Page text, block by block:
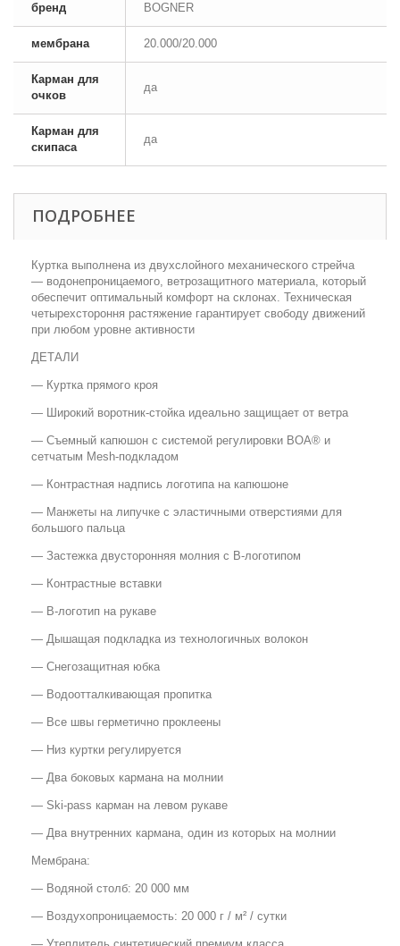
бренд BOGNER
мембрана 20.000/20.000
Карман для
очков
да
Карман для
скипаса
да
ПОДРОБНЕЕ
Куртка выполнена из двухслойного механического стрейча
— водонепроницаемого, ветрозащитного материала, который
обеспечит оптимальный комфорт на склонах. Техническая
четырехстороння растяжение гарантирует свободу движений
при любом уровне активности
ДЕТАЛИ
— Куртка прямого кроя
— Широкий воротник-стойка идеально защищает от ветра
— Съемный капюшон с системой регулировки BOA® и
сетчатым Mesh-подкладом
— Контрастная надпись логотипа на капюшоне
— Манжеты на липучке с эластичными отверстиями для
большого пальца
— Застежка двусторонняя молния с В-логотипом
— Контрастные вставки
— В-логотип на рукаве
— Дышащая подкладка из технологичных волокон
— Снегозащитная юбка
— Водоотталкивающая пропитка
— Все швы герметично проклеены
— Низ куртки регулируется
— Два боковых кармана на молнии
— Ski-pass карман на левом рукаве
— Два внутренних кармана, один из которых на молнии
Мембрана:
— Водяной столб: 20 000 мм
— Воздухопроницаемость: 20 000 г / м² / сутки